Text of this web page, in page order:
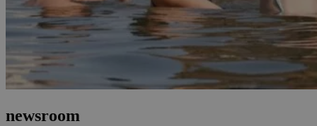
newsroom